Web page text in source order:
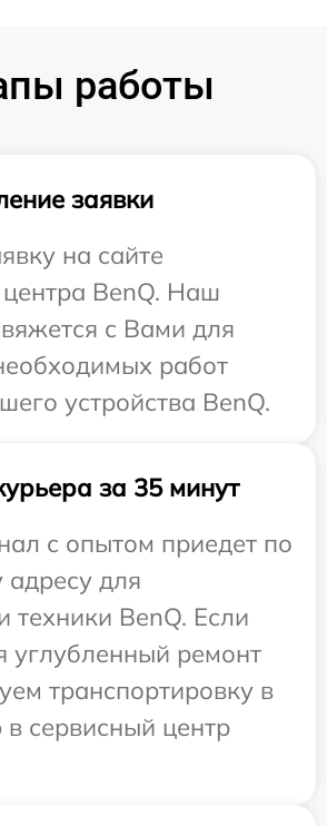
работы
заявки
на сайте
центра BenQ. Наш
с Вами для
работ
устройства BenQ.
за 35 минут
с опытом приедет по
для
техники BenQ. Если
углубленный ремонт
транспортировку в
сервисный центр